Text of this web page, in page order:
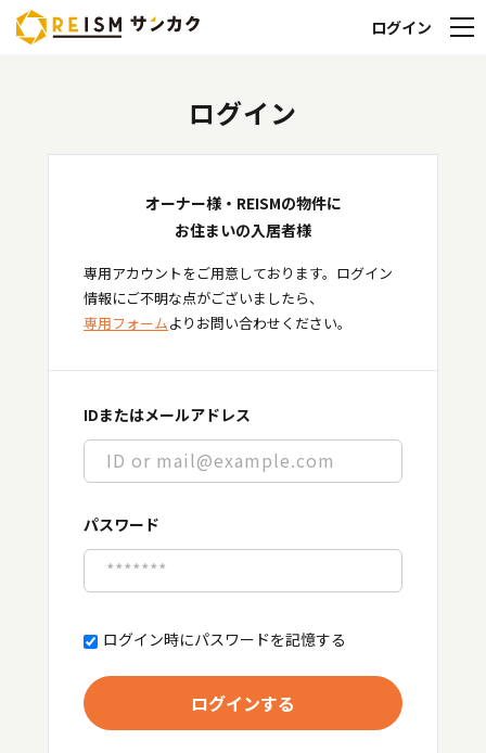
ログイン
ログイン
オーナー様・REISMの物件に
お住まいの入居者様
専用アカウントをご用意しております。ログイン
情報にご不明な点がございましたら、
専用フォームよりお問い合わせください。
IDまたはメールアドレス
パスワード
ログイン時にパスワードを記憶する
ログインする